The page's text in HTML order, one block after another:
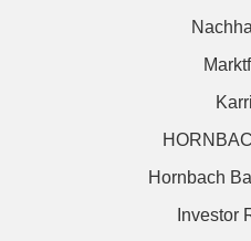
Hornbach
Investor